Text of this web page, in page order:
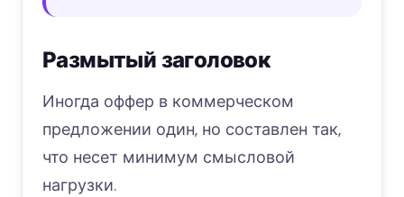
Размытый заголовок
Иногда оффер в коммерческом
предложении один, но составлен так,
что несет минимум смысловой
нагрузки.